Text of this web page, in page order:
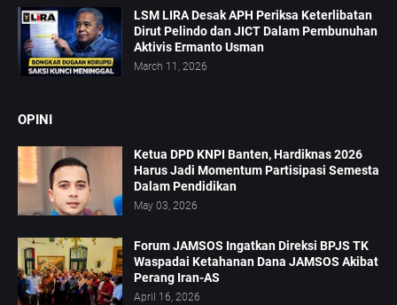
LSM LIRA Desak APH Periksa Keterlibatan
Dirut Pelindo dan JICT Dalam Pembunuhan
Aktivis Ermanto Usman
March 11, 2026
OPINI
Ketua DPD KNPI Banten, Hardiknas 2026
Harus Jadi Momentum Partisipasi Semesta
Dalam Pendidikan
May 03, 2026
Forum JAMSOS Ingatkan Direksi BPJS TK
Waspadai Ketahanan Dana JAMSOS Akibat
Perang Iran-AS
April 16, 2026